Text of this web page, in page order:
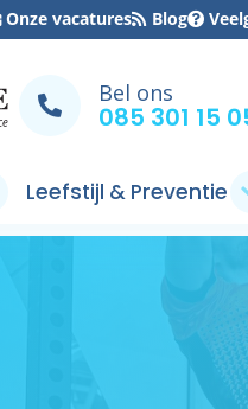
Onze vacatures Blog
Bel ons
085 301 15
Leefstijl & Preventie